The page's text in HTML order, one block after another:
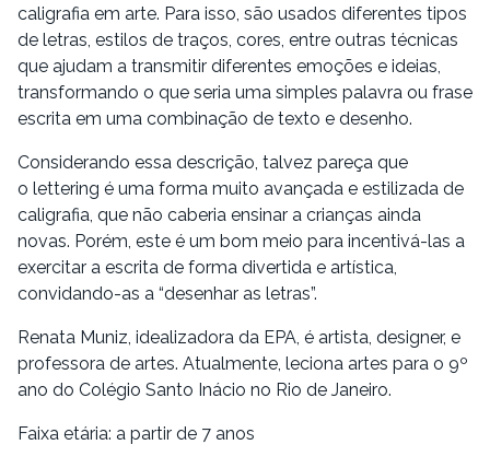
caligrafia em arte. Para isso, são usados diferentes tipos
de letras, estilos de traços, cores, entre outras técnicas
que ajudam a transmitir diferentes emoções e ideias,
transformando o que seria uma simples palavra ou frase
escrita em uma combinação de texto e desenho.
Considerando essa descrição, talvez pareça que
o lettering é uma forma muito avançada e estilizada de
caligrafia, que não caberia ensinar a crianças ainda
novas. Porém, este é um bom meio para incentivá-las a
exercitar a escrita de forma divertida e artística,
convidando-as a “desenhar as letras”.
Renata Muniz, idealizadora da EPA, é artista, designer, e
professora de artes. Atualmente, leciona artes para o 9º
ano do Colégio Santo Inácio no Rio de Janeiro.
Faixa etária: a partir de 7 anos